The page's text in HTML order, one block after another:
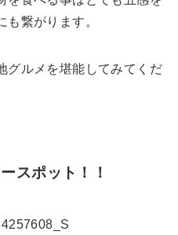
繋がります。
グルメを堪能してみてくだ
スポット！！